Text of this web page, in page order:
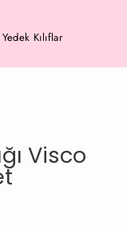
Yedek Kılıflar
Visco